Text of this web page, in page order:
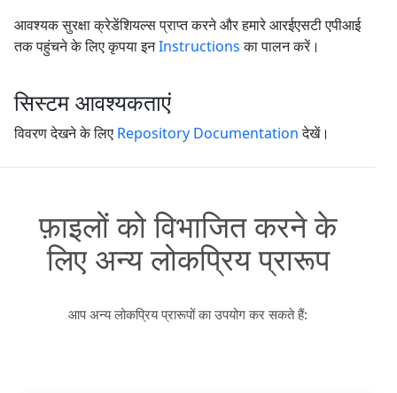
आवश्यक सुरक्षा क्रेडेंशियल्स प्राप्त करने और हमारे आरईएसटी एपीआई
तक पहुंचने के लिए कृपया इनInstructionsका पालन करें।
सिस्टम आवश्यकताएं
विवरण देखने के लिए Repository Documentationदेखें।
फ़ाइलों को विभाजित करने के
लिए अन्य लोकप्रिय प्रारूप
आप अन्य लोकप्रिय प्रारूपों का उपयोग कर सकते हैं: